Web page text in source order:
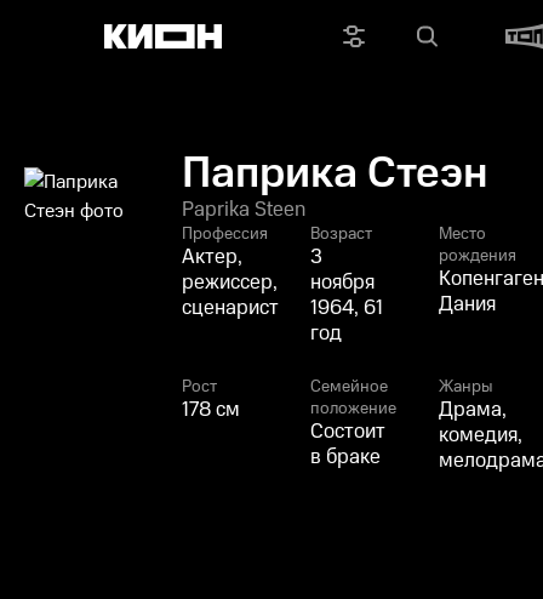
Паприка Стеэн
Paprika Steen
Профессия
Актер,
режиссер,
сценарист
Возраст
3
ноября
1964, 61
год
Место
рождения
Дания
Рост
178 см
Семейное
положение
Состоит
в браке
Жанры
Драма,
комедия,